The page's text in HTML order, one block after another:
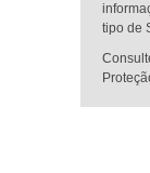
tipo de